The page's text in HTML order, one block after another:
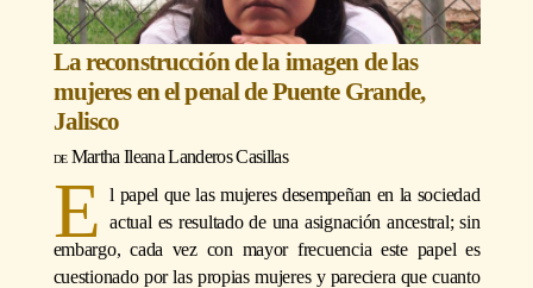
La reconstrucción de la imagen de las
mujeres en el penal de Puente Grande,
Jalisco
Martha Ileana Landeros Casillas
E
l papel que las mujeres desempeñan en la sociedad
actual es resultado de una asignación ancestral; sin
embargo, cada vez con mayor frecuencia este papel es
cuestionado por las propias mujeres y pareciera que cuanto